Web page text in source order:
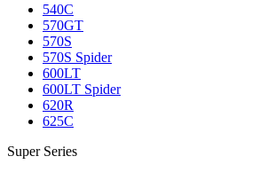
540C
570GT
570S
570S Spider
600LT
600LT Spider
620R
625C
Super Series